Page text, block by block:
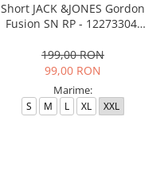
Short JACK &JONES Gordon
Fusion SN RP - 12273304-
199,00 RON
99,00 RON
Marime:
S M L XL XXL